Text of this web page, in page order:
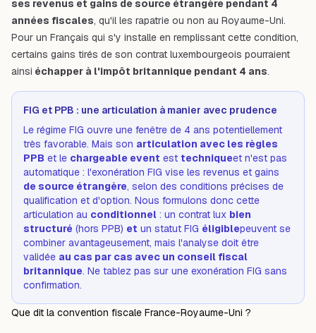
ses revenus et gains de source étrangère pendant 4
années fiscales, qu'il les rapatrie ou non au Royaume-Uni.
Pour un Français qui s'y installe en remplissant cette condition,
certains gains tirés de son contrat luxembourgeois pourraient
ainsi échapper à l'impôt britannique pendant 4 ans.
FIG et PPB : une articulation à manier avec prudence
Le régime FIG ouvre une fenêtre de 4 ans potentiellement
très favorable. Mais son articulation avec les règles
PPB et le chargeable event est techniqueet n'est pas
automatique : l'exonération FIG vise les revenus et gains
de source étrangère, selon des conditions précises de
qualification et d'option. Nous formulons donc cette
articulation au conditionnel : un contrat lux bien
structuré (hors PPB) et un statut FIG éligiblepeuvent se
combiner avantageusement, mais l'analyse doit être
validée au cas par cas avec un conseil fiscal
britannique. Ne tablez pas sur une exonération FIG sans
confirmation.
Que dit la convention fiscale France-Royaume-Uni ?